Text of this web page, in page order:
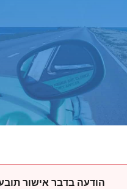
הודעה בדבר אישור